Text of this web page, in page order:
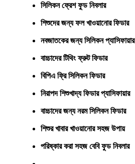
সিলিকন ফ্রেশ ফুড নিবলার
শিশুদের জন্য ফল খাওয়ানোর ফিডার
নবজাতকের জন্য সিলিকন প্যাসিফায়ার
বাচ্চাদের টিথিং ফ্রুট ফিডার
বিপিএ ফ্রি সিলিকন ফিডার
নিরাপদ শিশুখাদ্য ফিডার প্যাসিফায়ার
বাচ্চাদের জন্য নরম সিলিকন ফিডার
শিশুর খাবার খাওয়ানোর সহজ উপায়
পরিষ্কার করা সহজ বেবি ফুড নিবলার